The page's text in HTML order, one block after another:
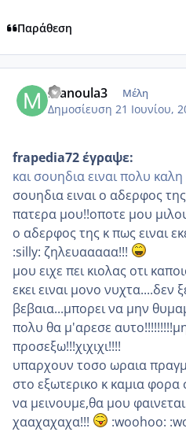
Παράθεση
manoula3 Μέλη
Δημοσίευση 21 Ιουνίου,
frapedia72 έγραψε:
και σουηδια ειναι πολυ καλη
σουηδια ειναι ο αδερφος
πατερα μου!!οποτε μου
ο αδερφος της κ πως ειναι
:silly: ζηλευααααα!!!
μου ειχε πει κιολας οτι
εκει ειναι μονο νυχτα....δεν
βεβαια...μπορει να μην
πολυ θα μ'αρεσε
προσεξω!!!χιχιχι!!!!
υπαρχουν τοσο ωραια
στο εξωτερικο κ καμια φορα
να μεινουμε,θα μου
χααχαχαχα!!!
:woohoo: